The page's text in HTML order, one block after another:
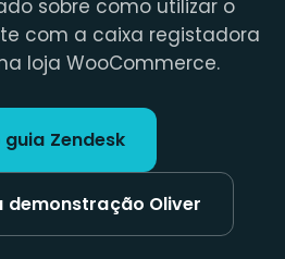
sobre como utilizar o
com a caixa registadora
loja WooCommerce.
guia Zendesk
demonstração Oliver